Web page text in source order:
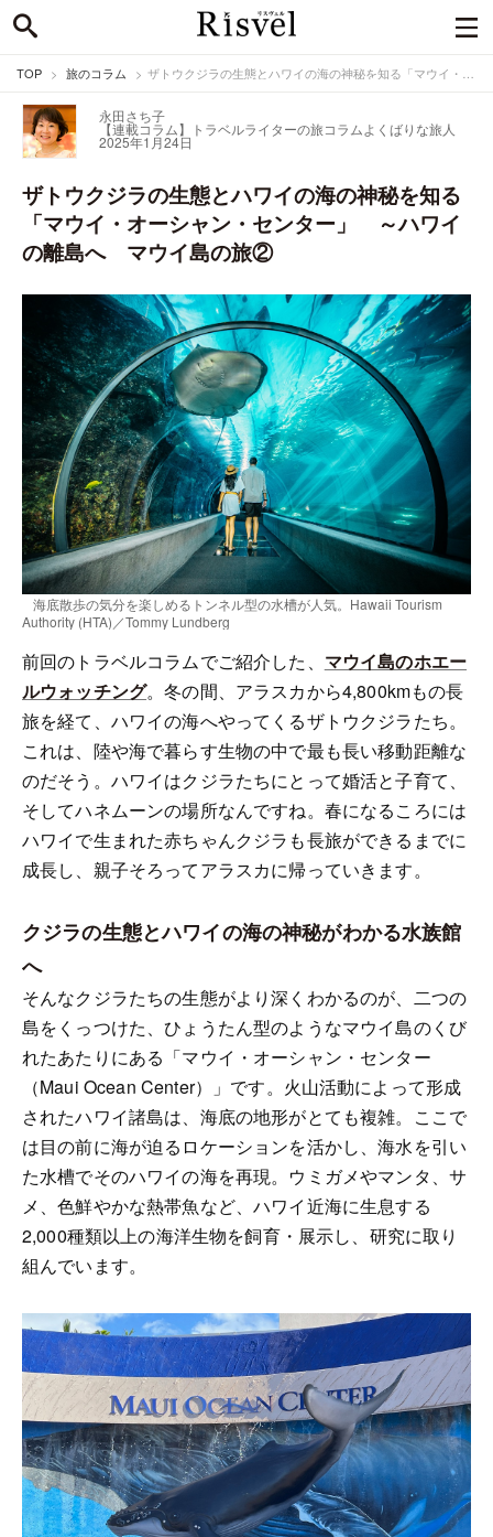
TOP 旅のコラム ザトウクジラの生態とハワイの海の神秘を知る「マウイ・オーシャン・センター」 ～ハワイの離島へ マウイ島の旅②
永田さち子
【連載コラム】トラベルライターの旅コラムよくばりな旅人
2025年1月24日
ザトウクジラの生態とハワイの海の神秘を知る
「マウイ・オーシャン・センター」 ～ハワイ
の離島へ マウイ島の旅②
海底散歩の気分を楽しめるトンネル型の水槽が人気。Hawaii Tourism
Authority (HTA)／Tommy Lundberg
前回のトラベルコラムでご紹介した、 マウイ島のホエー
ルウォッチング。冬の間、アラスカから4,800kmもの長
旅を経て、ハワイの海へやってくるザトウクジラたち。
これは、陸や海で暮らす生物の中で最も長い移動距離な
のだそう。ハワイはクジラたちにとって婚活と子育て、
そしてハネムーンの場所なんですね。春になるころには
ハワイで生まれた赤ちゃんクジラも長旅ができるまでに
成長し、親子そろってアラスカに帰っていきます。
クジラの生態とハワイの海の神秘がわかる水族館
へ
そんなクジラたちの生態がより深くわかるのが、二つの
島をくっつけた、ひょうたん型のようなマウイ島のくび
れたあたりにある「マウイ・オーシャン・センター
（Maui Ocean Center）」です。火山活動によって形成
されたハワイ諸島は、海底の地形がとても複雑。ここで
は目の前に海が迫るロケーションを活かし、海水を引い
た水槽でそのハワイの海を再現。ウミガメやマンタ、サ
メ、色鮮やかな熱帯魚など、ハワイ近海に生息する
2,000種類以上の海洋生物を飼育・展示し、研究に取り
組んでいます。